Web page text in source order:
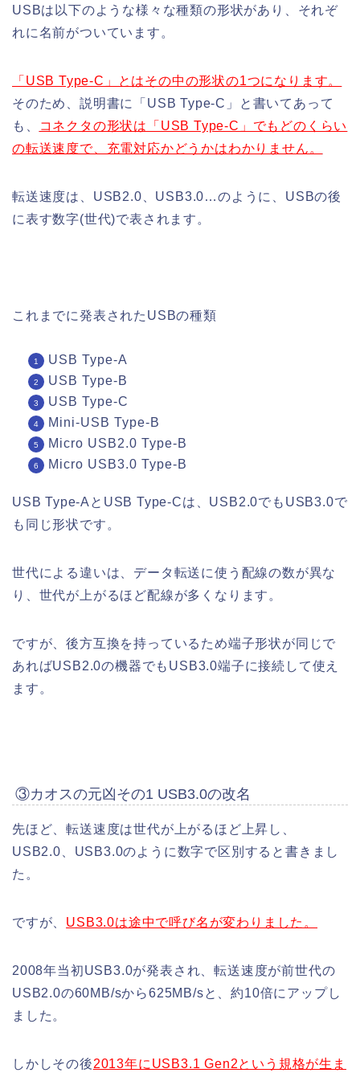
USBは以下のような様々な種類の形状があり、それぞ
れに名前がついています。
「USB Type-C」とはその中の形状の1つになります。
そのため、説明書に「USB Type-C」と書いてあって
も、
コネクタの形状は「USB Type-C」でもどのくらい
の転送速度で、充電対応かどうかはわかりません。
転送速度は、USB2.0、USB3.0…のように、USBの後
に表す数字(世代)で表されます。
これまでに発表されたUSBの種類
USB Type-A
USB Type-B
USB Type-C
Mini-USB Type-B
Micro USB2.0 Type-B
Micro USB3.0 Type-B
USB Type-AとUSB Type-Cは、USB2.0でもUSB3.0で
も同じ形状です。
世代による違いは、データ転送に使う配線の数が異な
り、世代が上がるほど配線が多くなります。
ですが、後方互換を持っているため端子形状が同じで
あればUSB2.0の機器でもUSB3.0端子に接続して使え
ます。
③カオスの元凶その1 USB3.0の改名
先ほど、転送速度は世代が上がるほど上昇し、
USB2.0、USB3.0のように数字で区別すると書きまし
た。
ですが、 USB3.0は途中で呼び名が変わりました。
2008年当初USB3.0が発表され、転送速度が前世代の
USB2.0の60MB/sから625MB/sと、約10倍にアップし
ました。
しかしその後2013年にUSB3.1 Gen2という規格が生ま